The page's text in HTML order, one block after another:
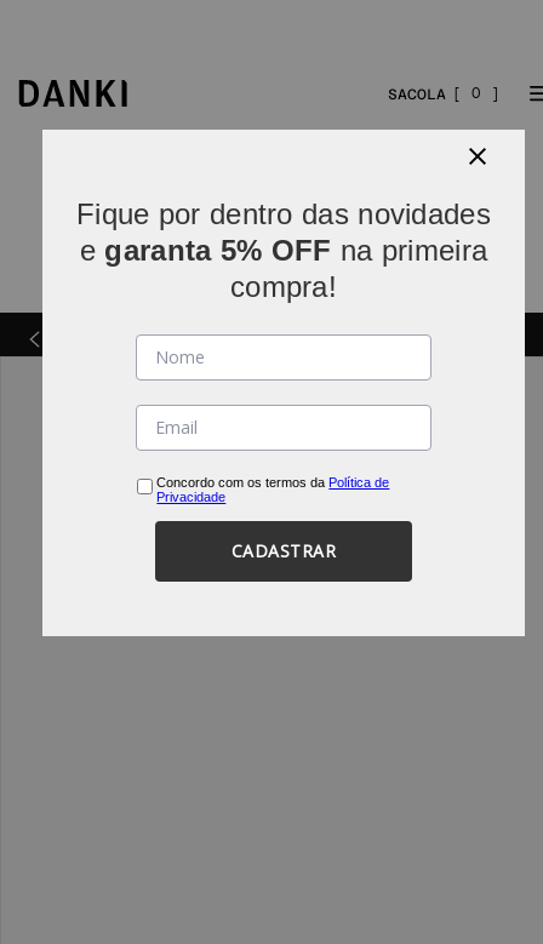
0
Fique por dentro das novidades
e garanta 5% OFF na primeira
compra!
Concordo com os termos da Política de
Privacidade
CADASTRAR